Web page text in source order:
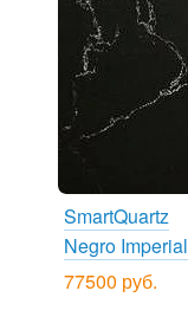
SmartQuartz
Negro Imperial
77500 руб.